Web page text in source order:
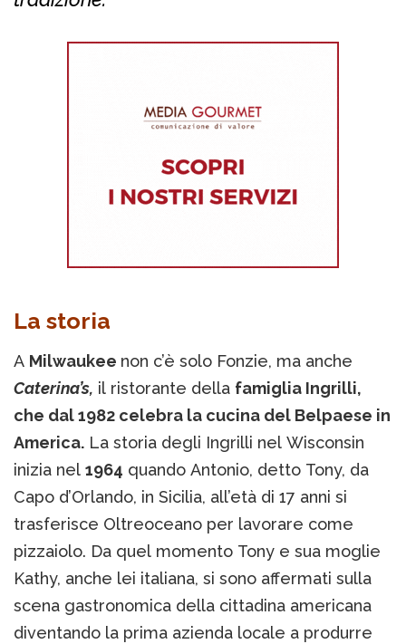
La storia
A Milwaukee non c’è solo Fonzie, ma anche
Caterina’s, il ristorante della famiglia Ingrilli,
che dal 1982 celebra la cucina del Belpaese in
America. La storia degli Ingrilli nel Wisconsin
inizia nel 1964 quando Antonio, detto Tony, da
Capo d’Orlando, in Sicilia, all’età di 17 anni si
trasferisce Oltreoceano per lavorare come
pizzaiolo. Da quel momento Tony e sua moglie
Kathy, anche lei italiana, si sono affermati sulla
scena gastronomica della cittadina americana
diventando la prima azienda locale a produrre